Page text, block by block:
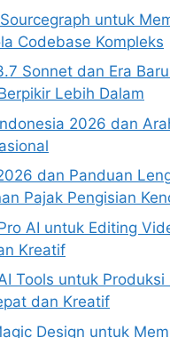
untuk
Codebase Kompleks
Sonnet dan Era
Lebih Dalam
2026 dan
dan Panduan
Pajak Pengisian
AI untuk Editing
Kreatif
Tools untuk Produksi
dan Kreatif
Design untuk